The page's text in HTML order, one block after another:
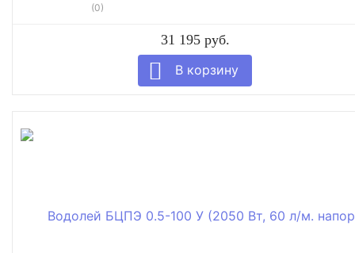
(0)
31 195 руб.